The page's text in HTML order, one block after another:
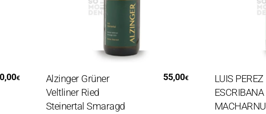
Alzinger Grüner
Veltliner Ried
Steinertal Smaragd
55,00€
LUIS PEREZ LA
ESCRIBANA
€